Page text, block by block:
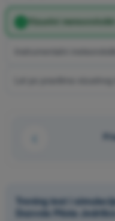
Vizuelni
Trening test i
Dozvola Pilota Jedrilice